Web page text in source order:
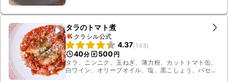
タラのトマト煮
クラシル公式
4.37(148)
40分 500 円
タラ、ニンニク、玉ねぎ、薄力粉、カットトマト缶、
白ワイン、オリーブオイル、塩、黒こしょう、パセ